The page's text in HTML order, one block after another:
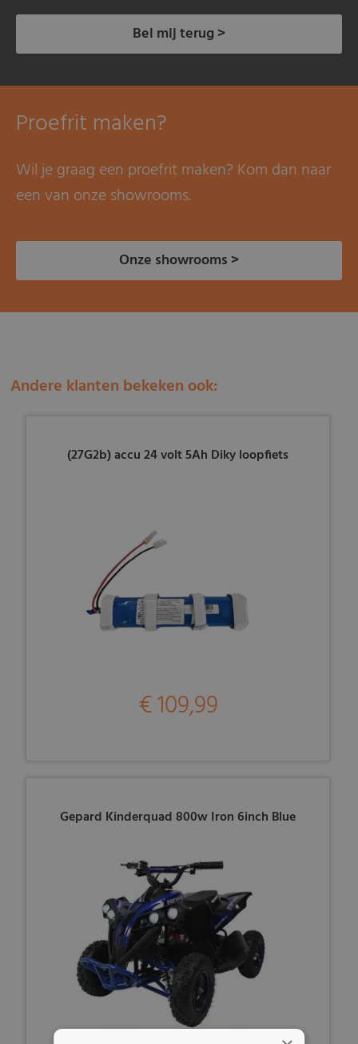
Bel mij terug >
Proefrit maken?
Wil je graag een proefrit maken? Kom dan naar
een van onze showrooms.
Onze showrooms >
Andere klanten bekeken ook:
(27G2b) accu 24 volt 5Ah Diky loopfiets
€ 109,99
Gepard Kinderquad 800w Iron 6inch Blue